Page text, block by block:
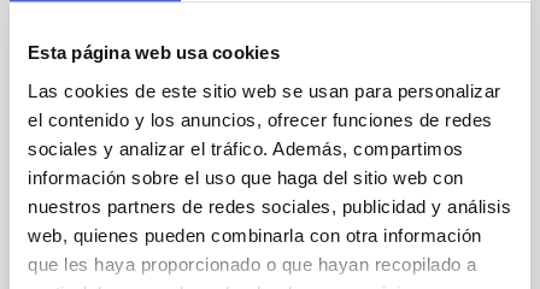
Esta página web usa cookies
Las cookies de este sitio web se usan para personalizar
el contenido y los anuncios, ofrecer funciones de redes
sociales y analizar el tráfico. Además, compartimos
información sobre el uso que haga del sitio web con
nuestros partners de redes sociales, publicidad y análisis
web, quienes pueden combinarla con otra información
que les haya proporcionado o que hayan recopilado a
MEMORIA CCI
Informe anual CCI 2021
Este informe anual documenta la impresionante
variedad y la vitalidad de la investigación que se
realiza en los dos observatorios astrofísicos de
Canarias.
Fecha 01/05/2022